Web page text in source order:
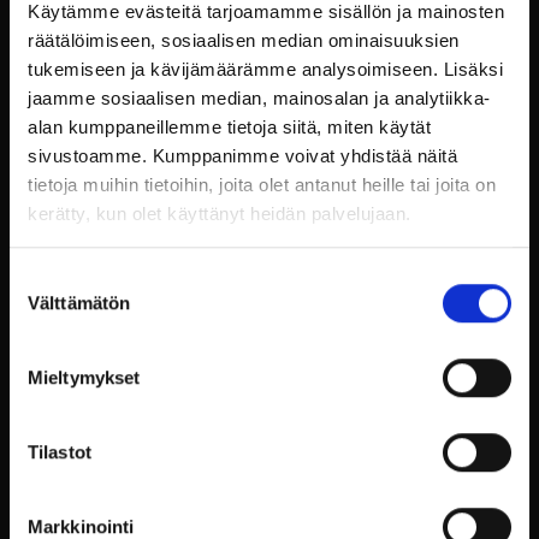
Käytämme evästeitä tarjoamamme sisällön ja mainosten
räätälöimiseen, sosiaalisen median ominaisuuksien
tukemiseen ja kävijämäärämme analysoimiseen. Lisäksi
jaamme sosiaalisen median, mainosalan ja analytiikka-
alan kumppaneillemme tietoja siitä, miten käytät
sivustoamme. Kumppanimme voivat yhdistää näitä
tietoja muihin tietoihin, joita olet antanut heille tai joita on
kerätty, kun olet käyttänyt heidän palvelujaan.
valinta
Välttämätön
Mieltymykset
Tilastot
Markkinointi
vieraat hyvillä mielin.
Monipuoliset tilat mahdollistavat erilaisten
yritystapahtumien järjestämisen – oli kyseessä
sitten pieni tiimipalaveri tai suuri seminaari.
Billnäsin ruukin historiallinen ympäristö
yhdistettynä moderniin palveluun luo puitteet,
jotka tekevät jokaisesta tapahtumasta
unohtumattoman. Tapahtuman onnistumisen
kannalta on tärkeää, että kaikki yksityiskohdat
henkilökunta varmistaa, että jokainen
Yhdistä Työ ja Rentoutuminen
Ainutlaatuisessa Ympäristössä
Billnäsin ruukki tarjoaa yrityksille